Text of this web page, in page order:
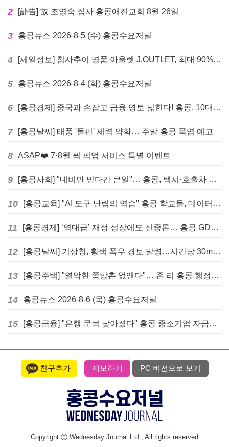
2 [訃告] 故 조영숙 집사 홍콩애진교회 8월 26일
3 홍콩뉴스 2026-8-5 (수) 홍콩수요저널
4 [세일정보] 침사추이 명품 아울렛 J.OUTLET, 최대 90% 빅 세일 진행
5 홍콩뉴스 2026-8-4 (화) 홍콩수요저널
6 [홍콩경제] 중국과 손잡고 금융 영토 넓힌다! 홍콩, 10대 신규 정책 발표
7 [홍콩날씨] 태풍 '돌핀' 세력 약화… 주말 홍콩 폭염 예고
8 ASAP❤️ 7·8월 퀵 픽업 서비스 특별 이벤트
9 [홍콩사회] "네비만 믿다간 큰일"… 홍콩, 택시·호출차 통합 시험 도입하며 규제 본격화
10 [홍콩교육] "AI 도구 난립의 역습" 홍콩 학교들, 데이터 고립에 교육 효과 평가 비상
11 [홍콩경제] ‘역대급’ 재정 성장에도 신중론… 홍콩 GDP 전망 상향 속 “지정학적 리스크 경계”
12 [홍콩날씨] 기상청, 황색 폭우 경보 발령…시간당 30mm 이상 강우 예보
13 [홍콩주택] "열악한 쪽방촌 없앤다"… 존 리 홍콩 행정장관, 4년 내 단계적 폐지 선언
14 홍콩뉴스 2026-8-6 (목) 홍콩수요저널
15 [홍콩금융] "은행 문턱 낮아졌다" 홍콩 중소기업 자금줄 숨통 트이나… HKMA "2분기 신용 조건 안정적"
친구추가 제보하기 PC 버전으로 보기
Copyright ⓒ Wednesday Journal Ltd., All rights reserved